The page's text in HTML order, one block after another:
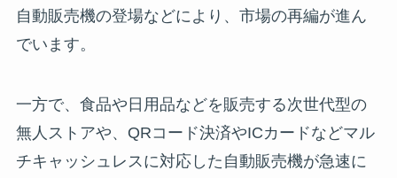
自動販売機の登場などにより、市場の再編が進ん
でいます。
一方で、食品や日用品などを販売する次世代型の
無人ストアや、QRコード決済やICカードなどマル
チキャッシュレスに対応した自動販売機が急速に